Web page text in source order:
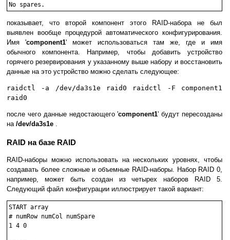
показывает, что второй компонент этого RAID-набора не был
выявлен вообще процедурой автоматического конфигурирования.
Имя 'component1' может использоваться там же, где и имя
обычного компонента. Например, чтобы добавить устройство
горячего резервирования у указанному выше набору и восстановить
данные на это устройство можно сделать следующее:
raidctl -a /dev/da3s1e raid0 raidctl -F component1
raid0
после чего данные недостающего 'component1' будут пересозданы
на /dev/da3s1e .
RAID на базе RAID
RAID-наборы можно использовать на нескольких уровнях, чтобы
создавать более сложные и объемные RAID-наборы. Набор RAID 0,
например, может быть создан из четырех наборов RAID 5.
Следующий файл конфигурации иллюстрирует такой вариант:
START array
# numRow numCol numSpare
1 4 0